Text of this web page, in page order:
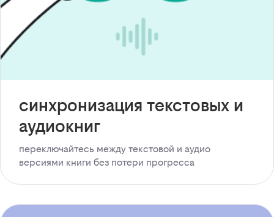
синхронизация текстовых и
аудиокниг
переключайтесь между текстовой и аудио
версиями книги без потери прогресса